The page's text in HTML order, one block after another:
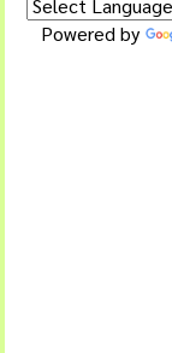
Powered by